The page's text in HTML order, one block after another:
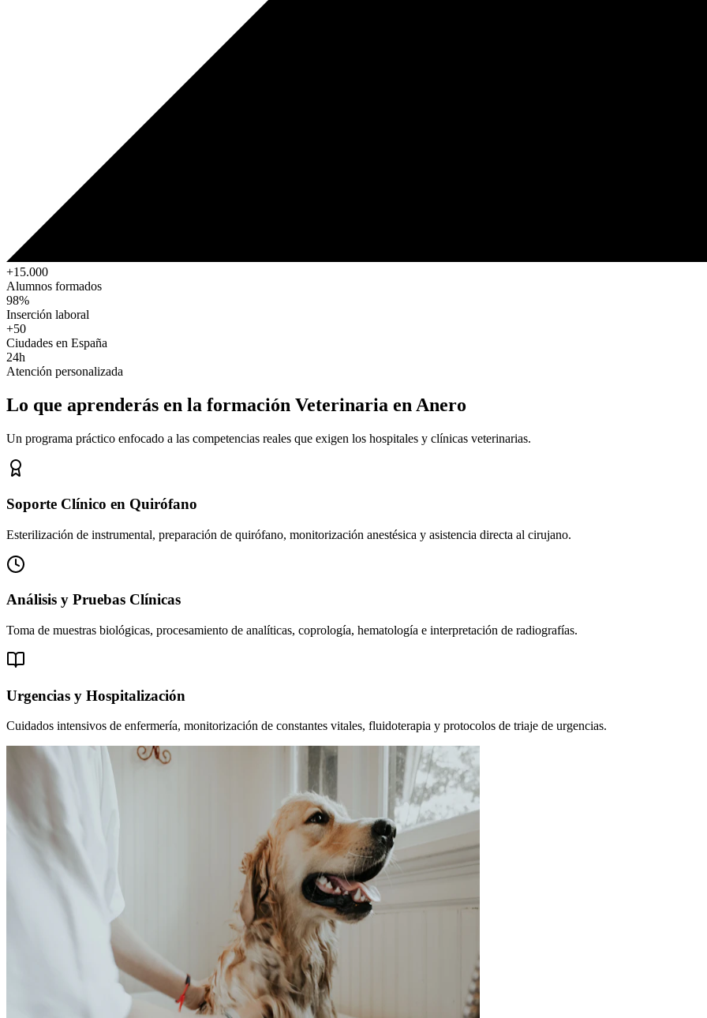
+15.000
Alumnos formados
98%
Inserción laboral
+50
Ciudades en España
24h
Atención personalizada
Lo que aprenderás en la formación Veterinaria en Anero
Un programa práctico enfocado a las competencias reales que exigen los hospitales y clínicas veterinarias.
Soporte Clínico en Quirófano
Esterilización de instrumental, preparación de quirófano, monitorización anestésica y asistencia directa al cirujano.
Análisis y Pruebas Clínicas
Toma de muestras biológicas, procesamiento de analíticas, coprología, hematología e interpretación de radiografías.
Urgencias y Hospitalización
Cuidados intensivos de enfermería, monitorización de constantes vitales, fluidoterapia y protocolos de triaje de urgencias.